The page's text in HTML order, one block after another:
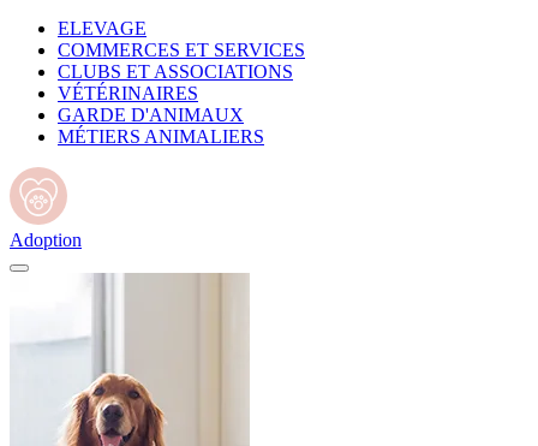
ELEVAGE
COMMERCES ET SERVICES
CLUBS ET ASSOCIATIONS
VÉTÉRINAIRES
GARDE D'ANIMAUX
MÉTIERS ANIMALIERS
Adoption